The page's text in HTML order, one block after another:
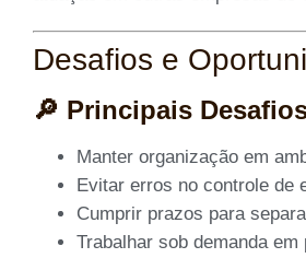
Desafios e
🔎 Principais
Manter organização em
Evitar erros no controle de
Cumprir prazos para
Trabalhar sob demanda